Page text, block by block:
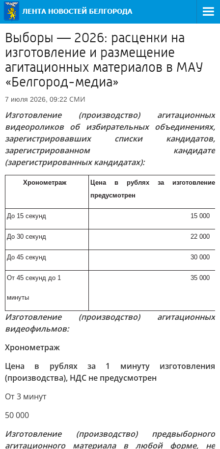
Выборы — 2026: расценки на
изготовление и размещение
агитационных материалов в МАУ
«Белгород-медиа»
7 июля 2026, 09:22 СМИ
Изготовление (производство) агитационных
видеороликов об избирательных объединениях,
зарегистрировавших списки кандидатов,
зарегистрированном кандидате
(зарегистрированных кандидатах):
Хронометраж
Цена в рублях за
предусмотрен
До 15 секунд 15 000
До 30 секунд 22 000
До 45 секунд 30 000
От 45 секунд до 1
минуты
35 000
Изготовление (производство) агитационных
видеофильмов:
Хронометраж
Цена в рублях за 1 минуту изготовления
(производства), НДС не предусмотрен
От 3 минут
50 000
Изготовление (производство) предвыборного
агитационного материала в любой форме, не